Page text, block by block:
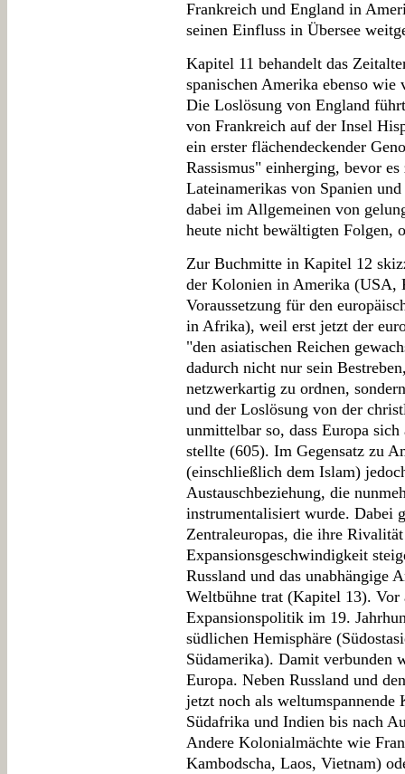
Frankreich und England in
seinen Einfluss in Übersee
Kapitel 11 behandelt das
spanischen Amerika ebenso
Die Loslösung von England
von Frankreich auf der Insel
ein erster flächendeckender
Rassismus" einherging, bevor
Lateinamerikas von Spanien
dabei im Allgemeinen von
heute nicht bewältigten Folgen,
Zur Buchmitte in Kapitel 12
der Kolonien in Amerika (USA,
Voraussetzung für den
in Afrika), weil erst jetzt der
"den asiatischen Reichen
dadurch nicht nur sein
netzwerkartig zu ordnen,
und der Loslösung von der
unmittelbar so, dass Europa
stellte (605). Im Gegensatz zu
(einschließlich dem Islam)
Austauschbeziehung, die
instrumentalisiert wurde. Dabei
Zentraleuropas, die ihre
Expansionsgeschwindigkeit
Russland und das unabhängige
Weltbühne trat (Kapitel 13). Vor
Expansionspolitik im 19.
südlichen Hemisphäre
Südamerika). Damit verbunden
Europa. Neben Russland und
jetzt noch als
Südafrika und Indien bis nach
Andere Kolonialmächte wie
Kambodscha, Laos, Vietnam)